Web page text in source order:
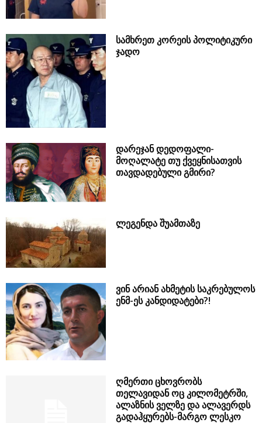
სამხრეთ კორეის პოლიტიკური
ჯადო
დარეჯან დედოფალი-
მოღალატე თუ ქვეყნისათვის
თავდადებული გმირი?
ლეგენდა შუამთაზე
ვინ არიან ახმეტის საკრებულოს
ენმ-ეს კანდიდატები?!
ღმერთი ცხოვრობს
თელავიდან ოც კილომეტრში,
ალაზნის ველზე და ალავერდს
გადაჰყურებს-მარგო ლესკო